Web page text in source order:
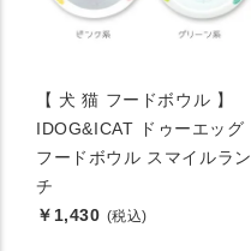
【 犬 猫 フードボウル 】
IDOG&ICAT ドゥーエッグ
フードボウル スマイルラン
チ
￥1,430 (税込)